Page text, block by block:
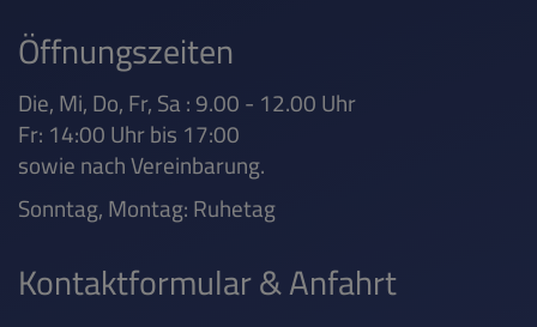
Öffnungszeiten
Die, Mi, Do, Fr, Sa : 9.00 - 12.00 Uhr
Fr: 14:00 Uhr bis 17:00
sowie nach Vereinbarung.
Sonntag, Montag: Ruhetag
Kontaktformular & Anfahrt